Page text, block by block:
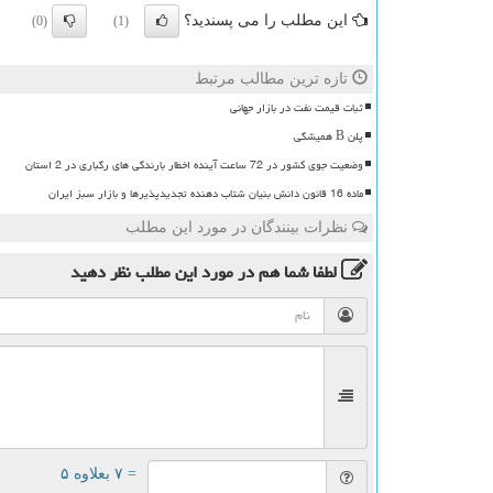
این مطلب را می پسندید؟ (1)
(0)
تازه ترین مطالب مرتبط
ثبات قیمت نفت در بازار جهانی
پلن B همیشگی
وضعیت جوی کشور در 72 ساعت آینده اخطار بارندگی های رگباری در 2 استان
ماده 16 قانون دانش بنیان شتاب دهنده تجدیدپذیرها و بازار سبز ایران
نظرات بینندگان در مورد این مطلب
لطفا شما همدر مورد این مطلبنظر دهید
= ۷ بعلاوه ۵